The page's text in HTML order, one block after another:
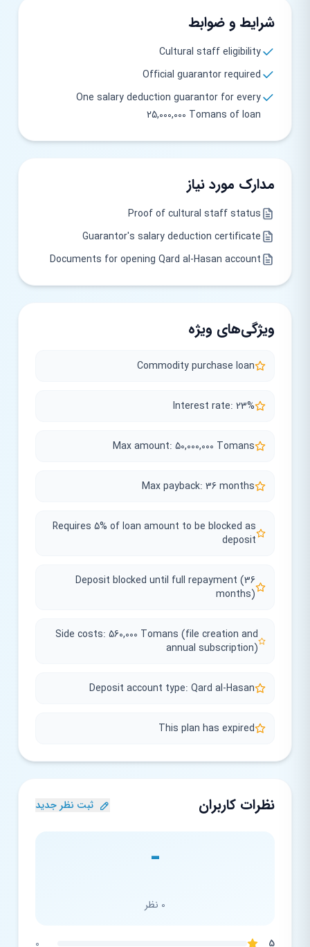
شرایط و ضوابط
Cultural staff eligibility
Official guarantor required
One salary deduction guarantor for every
25,000,000 Tomans of loan
مدارک مورد نیاز
Proof of cultural staff status
Guarantor's salary deduction certificate
Documents for opening Qard al-Hasan account
ویژگی‌های ویژه
Commodity purchase loan
Interest rate: 23%
Max amount: 50,000,000 Tomans
Max payback: 36 months
Requires 5% of loan amount to be blocked as
deposit
Deposit blocked until full repayment (36
months)
Side costs: 560,000 Tomans (file creation and
annual subscription)
Deposit account type: Qard al-Hasan
This plan has expired
نظرات کاربران
-
0 نظر
5
0